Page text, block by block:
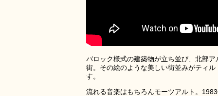
バロック様式の建築物が立ち並び、北部
街。その絵のような美しい街並みがティ
す。
流れる音楽はもちろんモーツアルト。